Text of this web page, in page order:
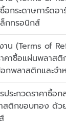
อกระดาษการ์ด
กทรอนิกส์
าน (Terms of
คาซื้อแผ่นพลาสติ
กพลาสติกและจำ
ประกวดราคาซื้อ
สติกขอบทอง ด้ว